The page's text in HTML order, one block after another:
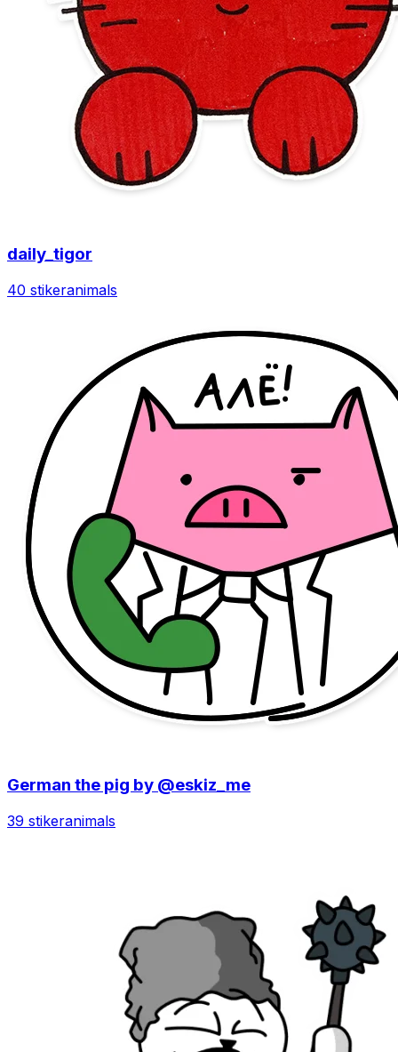
daily_tigor
40 stikeranimals
German the pig by @eskiz_me
39 stikeranimals